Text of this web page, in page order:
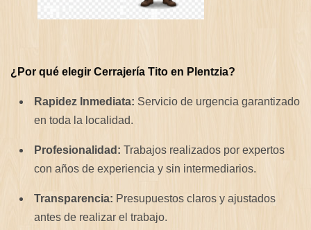
¿Por qué elegir Cerrajería Tito en Plentzia?
Rapidez Inmediata: Servicio de urgencia garantizado
en toda la localidad.
Profesionalidad: Trabajos realizados por expertos
con años de experiencia y sin intermediarios.
Transparencia: Presupuestos claros y ajustados
antes de realizar el trabajo.